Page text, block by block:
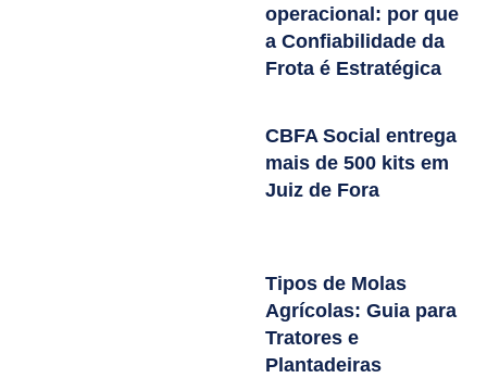
operacional: por que
a Confiabilidade da
Frota é Estratégica
CBFA Social entrega
mais de 500 kits em
Juiz de Fora
Tipos de Molas
Agrícolas: Guia para
Tratores e
Plantadeiras